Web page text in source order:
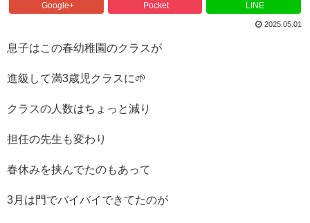
Google+ Pocket LINE
2025.05.01
息子はこの春幼稚園のクラスが
進級して満3歳児クラスに🌱
クラスの人数はちょっと減り
担任の先生も変わり
春休みを挟んでたのもあって
3月は門でバイバイできてたのが